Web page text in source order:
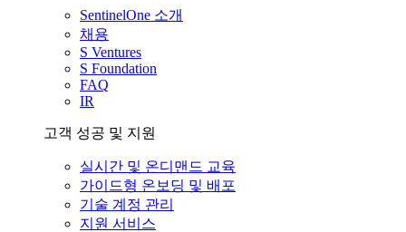
SentinelOne 소개
채용
S Ventures
S Foundation
FAQ
IR
고객 성공 및 지원
실시간 및 온디맨드 교육
가이드형 온보딩 및 배포
기술 계정 관리
지원 서비스